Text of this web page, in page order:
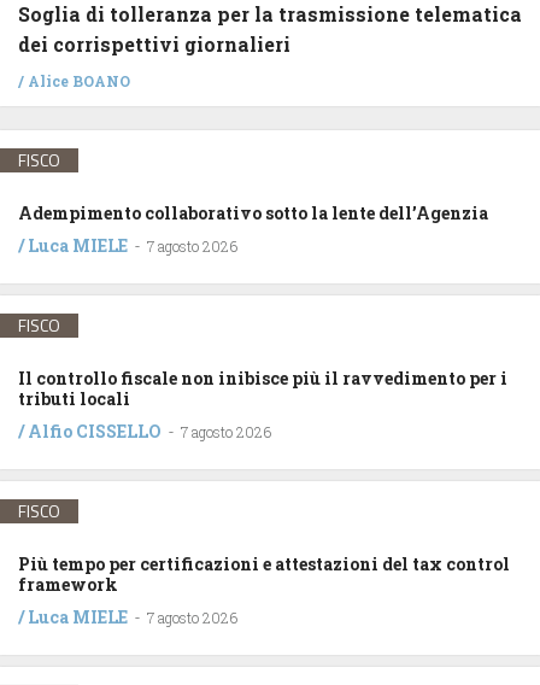
Soglia di tolleranza per la trasmissione telematica
dei corrispettivi giornalieri
/ Alice BOANO
FISCO
Adempimento collaborativo sotto la lente dell’Agenzia
/Luca MIELE - 7 agosto 2026
FISCO
Il controllo fiscale non inibisce più il ravvedimento per i
tributi locali
/Alfio CISSELLO - 7 agosto 2026
FISCO
Più tempo per certificazioni e attestazioni del tax control
framework
/Luca MIELE - 7 agosto 2026